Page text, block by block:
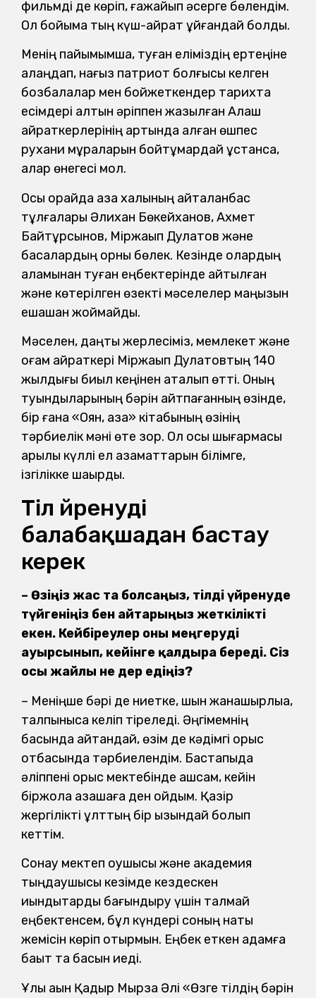
фильмді де көріп, ғажайып әсерге бөлендім.
Ол бойыма тың күш-қайрат құйғандай болды.
Менің пайымымша, туған еліміздің ертеңіне
алаңдап, нағыз патриот болғысы келген
бозбалалар мен бойжеткендер тарихта
есімдері алтын әріппен жазылған Алаш
қайраткерлерінің артында қалған өшпес
рухани мұраларын бойтұмардай ұстанса,
алар өнегесі мол.
Осы орайда қазақ халқының қайталанбас
тұлғалары Әлихан Бөкейханов, Ахмет
Байтұрсынов, Міржақып Дулатов және
басқалардың орны бөлек. Кезінде олардың
қаламынан туған еңбектерінде айтылған
және көтерілген өзекті мәселелер маңызын
ешқашан жоймайды.
Мәселен, даңқты жерлесіміз, мемлекет және
қоғам қайраткері Міржақып Дулатовтың 140
жылдығы биыл кеңінен аталып өтті. Оның
туындыларының бәрін айтпағанның өзінде,
бір ғана «Оян, қазақ» кітабының өзінің
тәрбиелік мәні өте зор. Ол осы шығармасы
арқылы күллі ел азаматтарын білімге,
ізгілікке шақырды.
Тіл үйренуді
балабақшадан бастау
керек
– Өзіңіз жас та болсаңыз, тілді үйренуде
түйгеніңіз бен айтарыңыз жеткілікті
екен. Кейбіреулер оны меңгеруді
ауырсынып, кейінге қалдыра береді. Сіз
осы жайлы не дер едіңіз?
– Меніңше бәрі де ниетке, шын жанашырлыққа,
талпынысқа келіп тіреледі. Әңгімемнің
басында айтқандай, өзім де кәдімгі орыс
отбасында тәрбиелендім. Бастапқыда
әліппені орыс мектебінде ашсам, кейін
біржола қазақшаға ден қойдым. Қазір
жергілікті ұлттың бір қызындай болып
кеттім.
Сонау мектеп оқушысы және академия
тыңдаушысы кезімде кездескен
қиындықтарды бағындыру үшін талмай
еңбектенсем, бұл күндері соның нақты
жемісін көріп отырмын. Еңбек еткен адамға
бақыт та басын иеді.
Ұлы ақын Қадыр Мырза Әлі «Өзге тілдің бәрін